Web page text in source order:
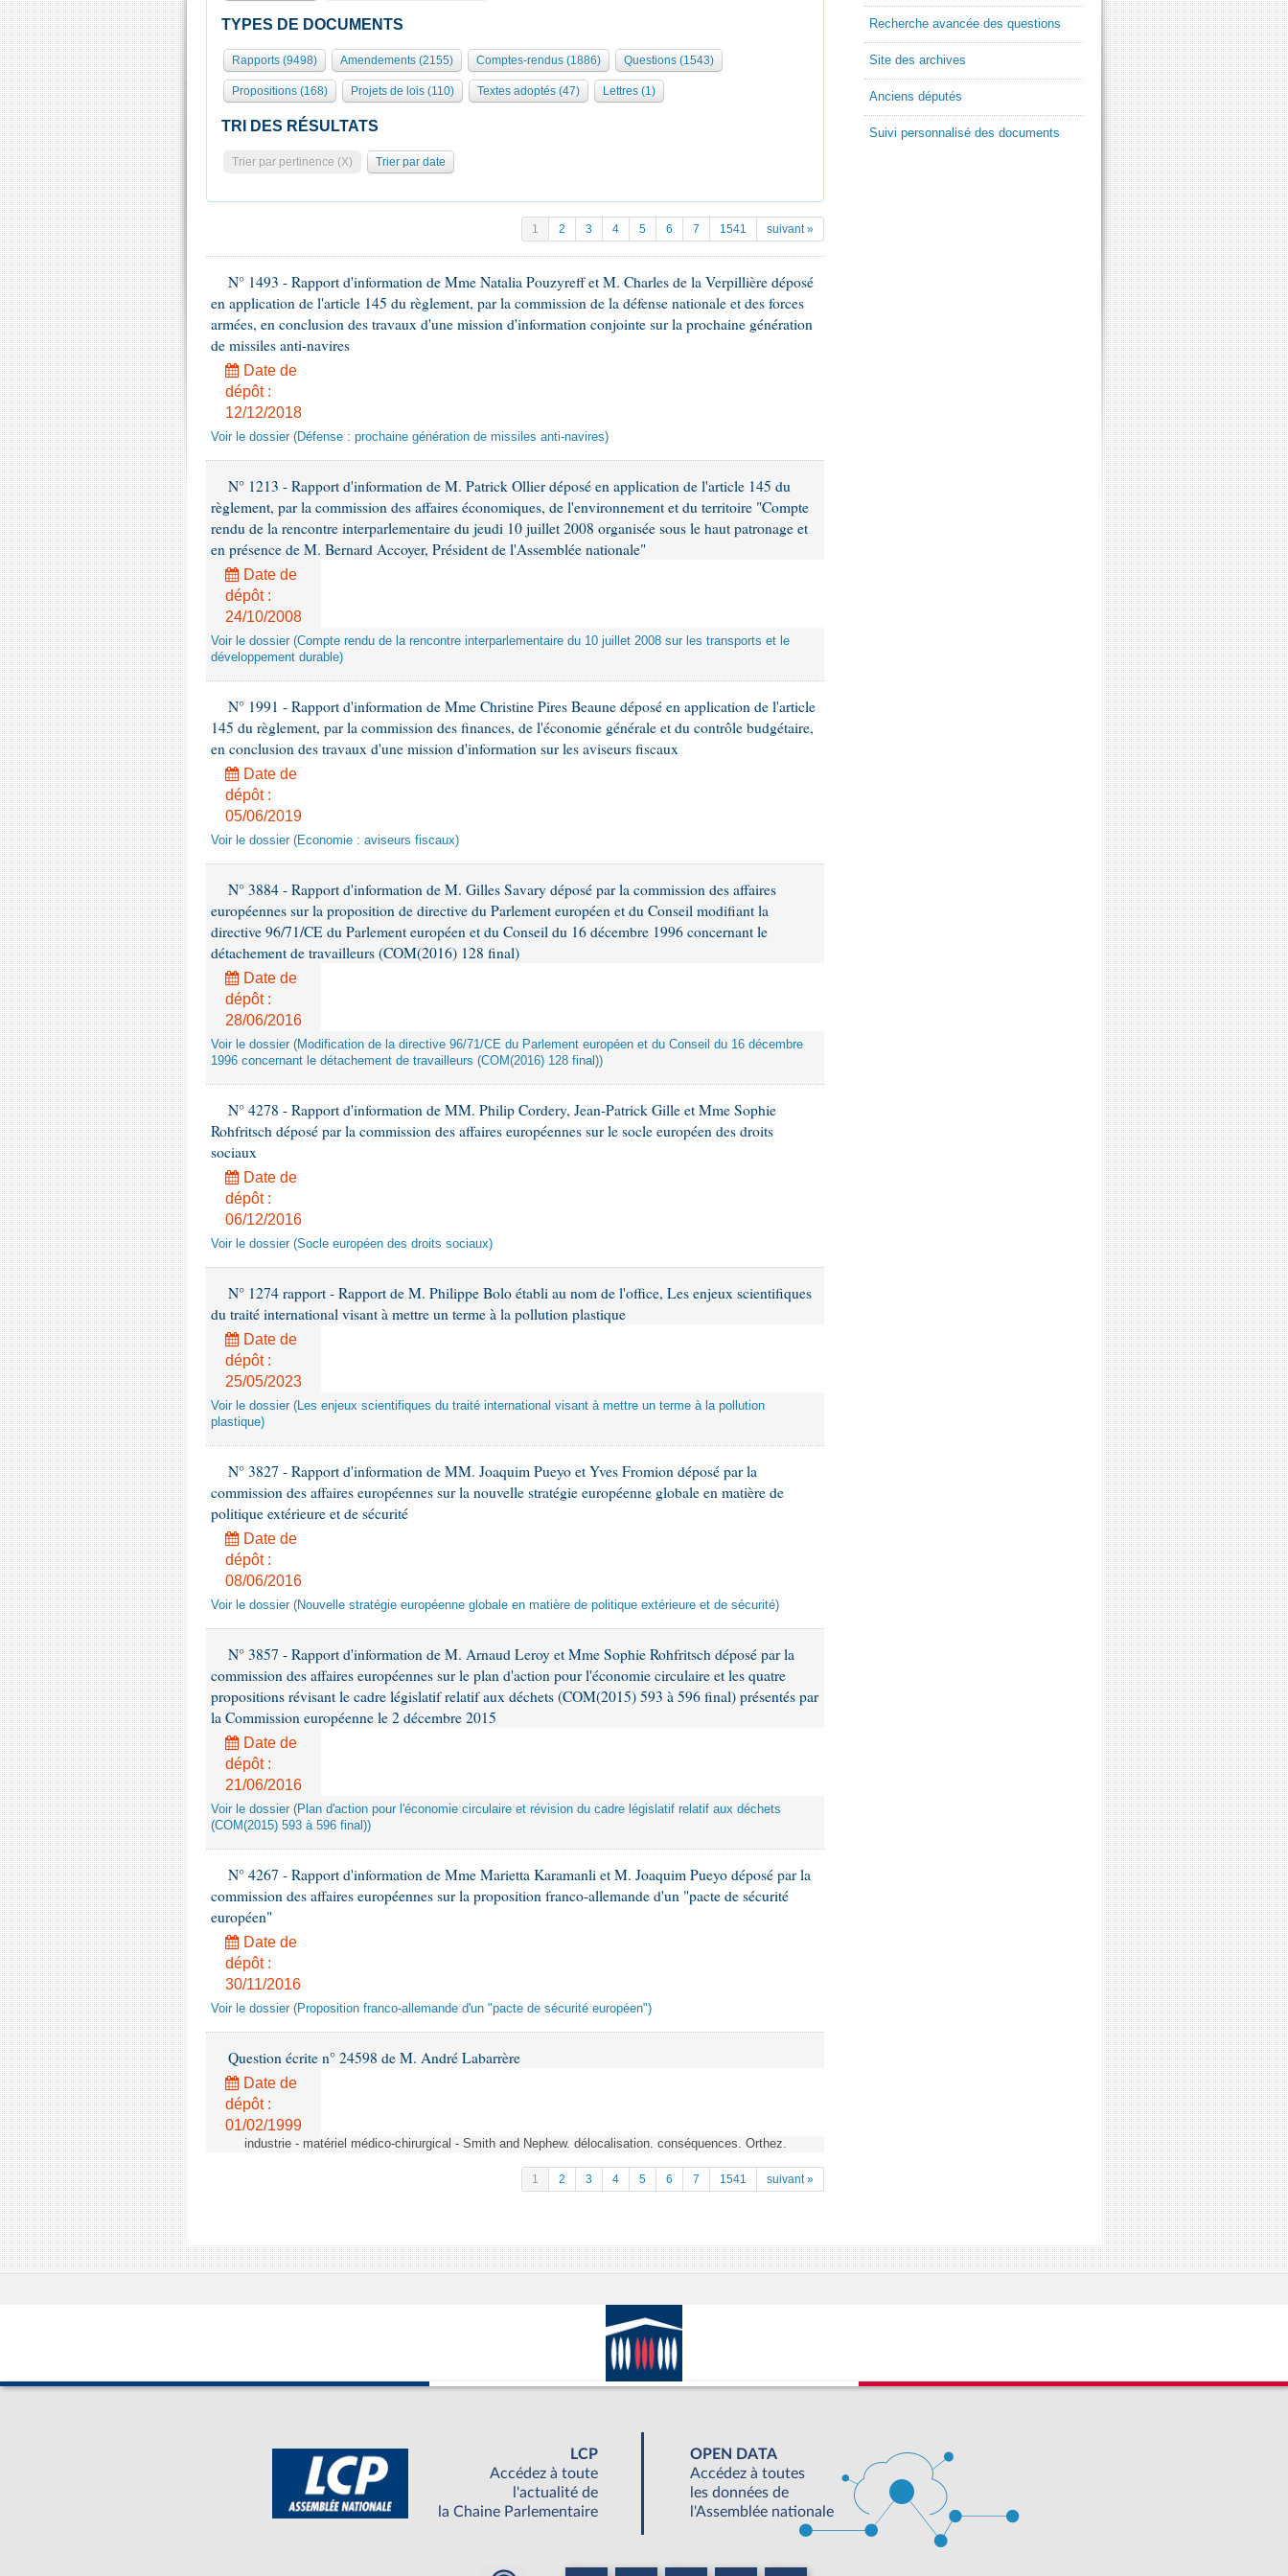
TYPES DE DOCUMENTS
Rapports (9498) Amendements (2155) Comptes-rendus (1886) Questions (1543)
Propositions (168) Projets de lois (110) Textes adoptés (47) Lettres (1)
TRI DES RÉSULTATS
Trier par pertinence (X) Trier par date
1 2 3 4 5 6 7 1541 suivant »
N° 1493 - Rapport d'information de Mme Natalia Pouzyreff et M. Charles de la Verpillière déposé
en application de l'article 145 du règlement, par la commission de la défense nationale et des forces
armées, en conclusion des travaux d'une mission d'information conjointe sur la prochaine génération
de missiles anti-navires
Date de
dépôt :
12/12/2018
Voir le dossier (Défense : prochaine génération de missiles anti-navires)
N° 1213 - Rapport d'information de M. Patrick Ollier déposé en application de l'article 145 du
règlement, par la commission des affaires économiques, de l'environnement et du territoire "Compte
rendu de la rencontre interparlementaire du jeudi 10 juillet 2008 organisée sous le haut patronage et
en présence de M. Bernard Accoyer, Président de l'Assemblée nationale"
Date de
dépôt :
24/10/2008
Voir le dossier (Compte rendu de la rencontre interparlementaire du 10 juillet 2008 sur les transports et le
développement durable)
N° 1991 - Rapport d'information de Mme Christine Pires Beaune déposé en application de l'article
145 du règlement, par la commission des finances, de l'économie générale et du contrôle budgétaire,
en conclusion des travaux d'une mission d'information sur les aviseurs fiscaux
Date de
dépôt :
05/06/2019
Voir le dossier (Economie : aviseurs fiscaux)
N° 3884 - Rapport d'information de M. Gilles Savary déposé par la commission des affaires
européennes sur la proposition de directive du Parlement européen et du Conseil modifiant la
directive 96/71/CE du Parlement européen et du Conseil du 16 décembre 1996 concernant le
détachement de travailleurs (COM(2016) 128 final)
Date de
dépôt :
28/06/2016
Voir le dossier (Modification de la directive 96/71/CE du Parlement européen et du Conseil du 16 décembre
1996 concernant le détachement de travailleurs (COM(2016) 128 final))
N° 4278 - Rapport d'information de MM. Philip Cordery, Jean-Patrick Gille et Mme Sophie
Rohfritsch déposé par la commission des affaires européennes sur le socle européen des droits
sociaux
Date de
dépôt :
06/12/2016
Voir le dossier (Socle européen des droits sociaux)
N° 1274 rapport - Rapport de M. Philippe Bolo établi au nom de l'office, Les enjeux scientifiques
du traité international visant à mettre un terme à la pollution plastique
Date de
dépôt :
25/05/2023
Voir le dossier (Les enjeux scientifiques du traité international visant à mettre un terme à la pollution
plastique)
N° 3827 - Rapport d'information de MM. Joaquim Pueyo et Yves Fromion déposé par la
commission des affaires européennes sur la nouvelle stratégie européenne globale en matière de
politique extérieure et de sécurité
Date de
dépôt :
08/06/2016
Voir le dossier (Nouvelle stratégie européenne globale en matière de politique extérieure et de sécurité)
N° 3857 - Rapport d'information de M. Arnaud Leroy et Mme Sophie Rohfritsch déposé par la
commission des affaires européennes sur le plan d'action pour l'économie circulaire et les quatre
propositions révisant le cadre législatif relatif aux déchets (COM(2015) 593 à 596 final) présentés par
la Commission européenne le 2 décembre 2015
Date de
dépôt :
21/06/2016
Voir le dossier (Plan d'action pour l'économie circulaire et révision du cadre législatif relatif aux déchets
(COM(2015) 593 à 596 final))
N° 4267 - Rapport d'information de Mme Marietta Karamanli et M. Joaquim Pueyo déposé par la
commission des affaires européennes sur la proposition franco-allemande d'un "pacte de sécurité
européen"
Date de
dépôt :
30/11/2016
Voir le dossier (Proposition franco-allemande d'un "pacte de sécurité européen")
Question écrite n° 24598 de M. André Labarrère
Date de
dépôt :
01/02/1999
industrie - matériel médico-chirurgical - Smith and Nephew. délocalisation. conséquences. Orthez.
1 2 3 4 5 6 7 1541 suivant »
Recherche avancée des questions
Site des archives
Anciens députés
Suivi personnalisé des documents
LCP
Accédez à toute
l'actualité de
la Chaine Parlementaire
OPEN DATA
Accédez à toutes
les données de
l'Assemblée nationale